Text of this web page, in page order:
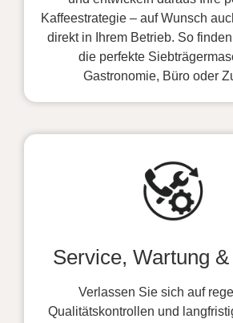
Kaffeestrategie – auf Wunsch
direkt in Ihrem Betrieb. So
die perfekte
Gastronomie, Büro oder
Service, Wartung
Verlassen Sie sich auf
Qualitätskontrollen und